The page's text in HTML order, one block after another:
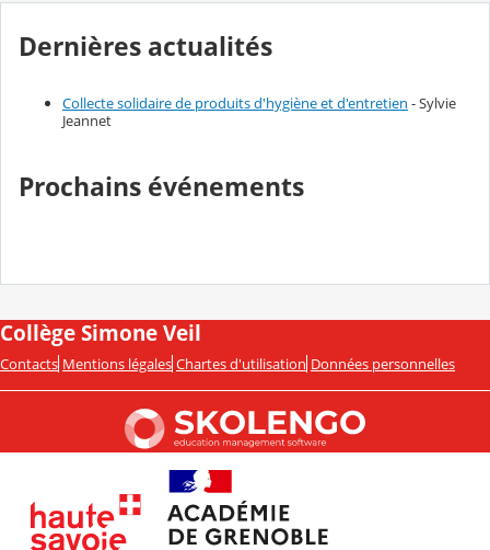
Dernières actualités
Collecte solidaire de produits d'hygiène et d'entretien - Sylvie
Jeannet
Prochains événements
Collège Simone Veil
Contacts Mentions légales Chartes d'utilisation Données personnelles